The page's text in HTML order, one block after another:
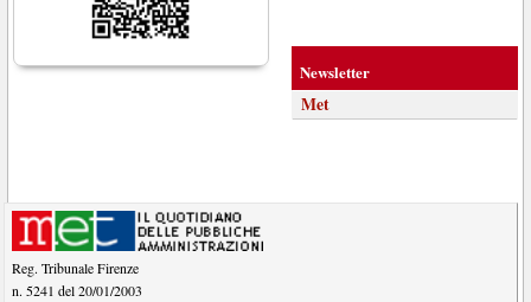
Newsletter
Met
Reg. Tribunale Firenze
n. 5241 del 20/01/2003